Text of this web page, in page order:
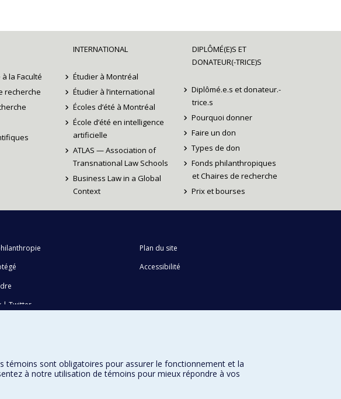
la Faculté
recherche
INTERNATIONAL
Étudier à Montréal
Étudier à l’international
Écoles d’été à Montréal
École d’été en intelligence
artificielle
ATLAS — Association of
Transnational Law Schools
Business Law in a Global
Context
DIPLÔMÉ(E)S ET
DONATEUR(-TRICE)S
Diplômé.e.s et donateur.-
trice.s
Pourquoi donner
Faire un don
Types de don
Fonds philanthropiques
et Chaires de recherche
Prix et bourses
|Twitter
Plan du site
Accessibilité
témoins sont obligatoires pour assurer le fonctionnement et la
à notre utilisation de témoins pour mieux répondre à vos